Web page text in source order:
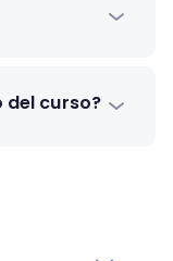
curso?